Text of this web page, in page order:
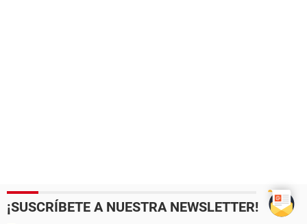
¡SUSCRÍBETE A NUESTRA NEWSLETTER!